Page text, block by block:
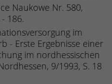
Naukowe Nr. 580,
186.
im
- Erste Ergebnisse einer
im nordhessischen
9/1993, S. 18